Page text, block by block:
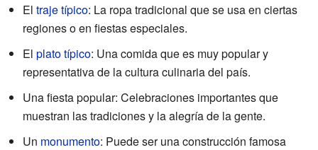
El traje típico: La ropa tradicional que se usa en ciertas
regiones o en fiestas especiales.
El plato típico: Una comida que es muy popular y
representativa de la cultura culinaria del país.
Una fiesta popular: Celebraciones importantes que
muestran las tradiciones y la alegría de la gente.
Un monumento: Puede ser una construcción famosa